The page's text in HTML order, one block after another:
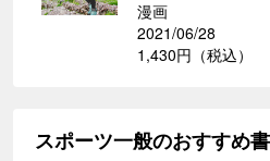
漫画
2021/06/28
1,430円（税込）
スポーツ一般のおすすめ